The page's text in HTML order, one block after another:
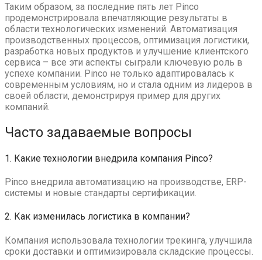
Таким образом, за последние пять лет Pinco
продемонстрировала впечатляющие результаты в
области технологических изменений. Автоматизация
производственных процессов, оптимизация логистики,
разработка новых продуктов и улучшение клиентского
сервиса – все эти аспекты сыграли ключевую роль в
успехе компании. Pinco не только адаптировалась к
современным условиям, но и стала одним из лидеров в
своей области, демонстрируя пример для других
компаний.
Часто задаваемые вопросы
1. Какие технологии внедрила компания Pinco?
Pinco внедрила автоматизацию на производстве, ERP-
системы и новые стандарты сертификации.
2. Как изменилась логистика в компании?
Компания использовала технологии трекинга, улучшила
сроки доставки и оптимизировала складские процессы.